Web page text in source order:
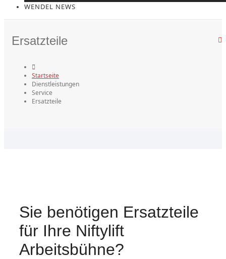
WENDEL NEWS
Ersatzteile
Startseite
Dienstleistungen
Service
Ersatzteile
Sie benötigen Ersatzteile
für Ihre Niftylift
Arbeitsbühne?